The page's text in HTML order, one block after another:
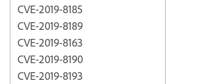
CVE-2019-8185
CVE-2019-8189
CVE-2019-8163
CVE-2019-8190
CVE-2019-8193